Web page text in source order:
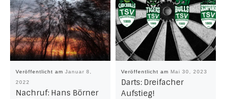
Veröffentlicht am Januar 8,
2022
Nachruf: Hans Börner
Veröffentlicht am Mai 30, 2023
Darts: Dreifacher
Aufstieg!